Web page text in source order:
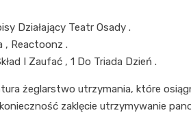
Działający Teatr Osady .
, Reactoonz .
I Zaufać , 1 Do Triada Dzień .
żeglarstwo utrzymania, które
zaklęcie utrzymywanie